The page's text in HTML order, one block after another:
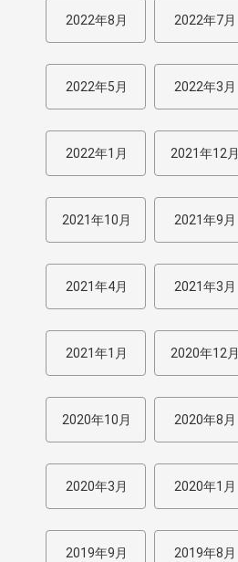
2022年8月 2022年7月
2022年5月 2022年3月
2022年1月 2021年12月
2021年10月 2021年9月
2021年4月 2021年3月
2021年1月 2020年12月
2020年10月 2020年8月
2020年3月 2020年1月
2019年9月 2019年8月